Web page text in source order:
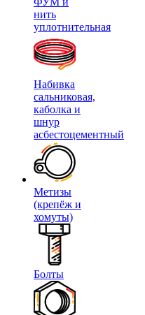
нить
уплотнительная
Набивка
сальниковая,
каболка и
шнур
асбестоцементный
Метизы
(крепёж и
хомуты)
Болты